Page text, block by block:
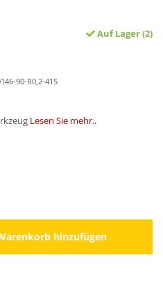
Auf Lager (2)
90-R0,2-415
Lesen Sie mehr..
hinzufügen